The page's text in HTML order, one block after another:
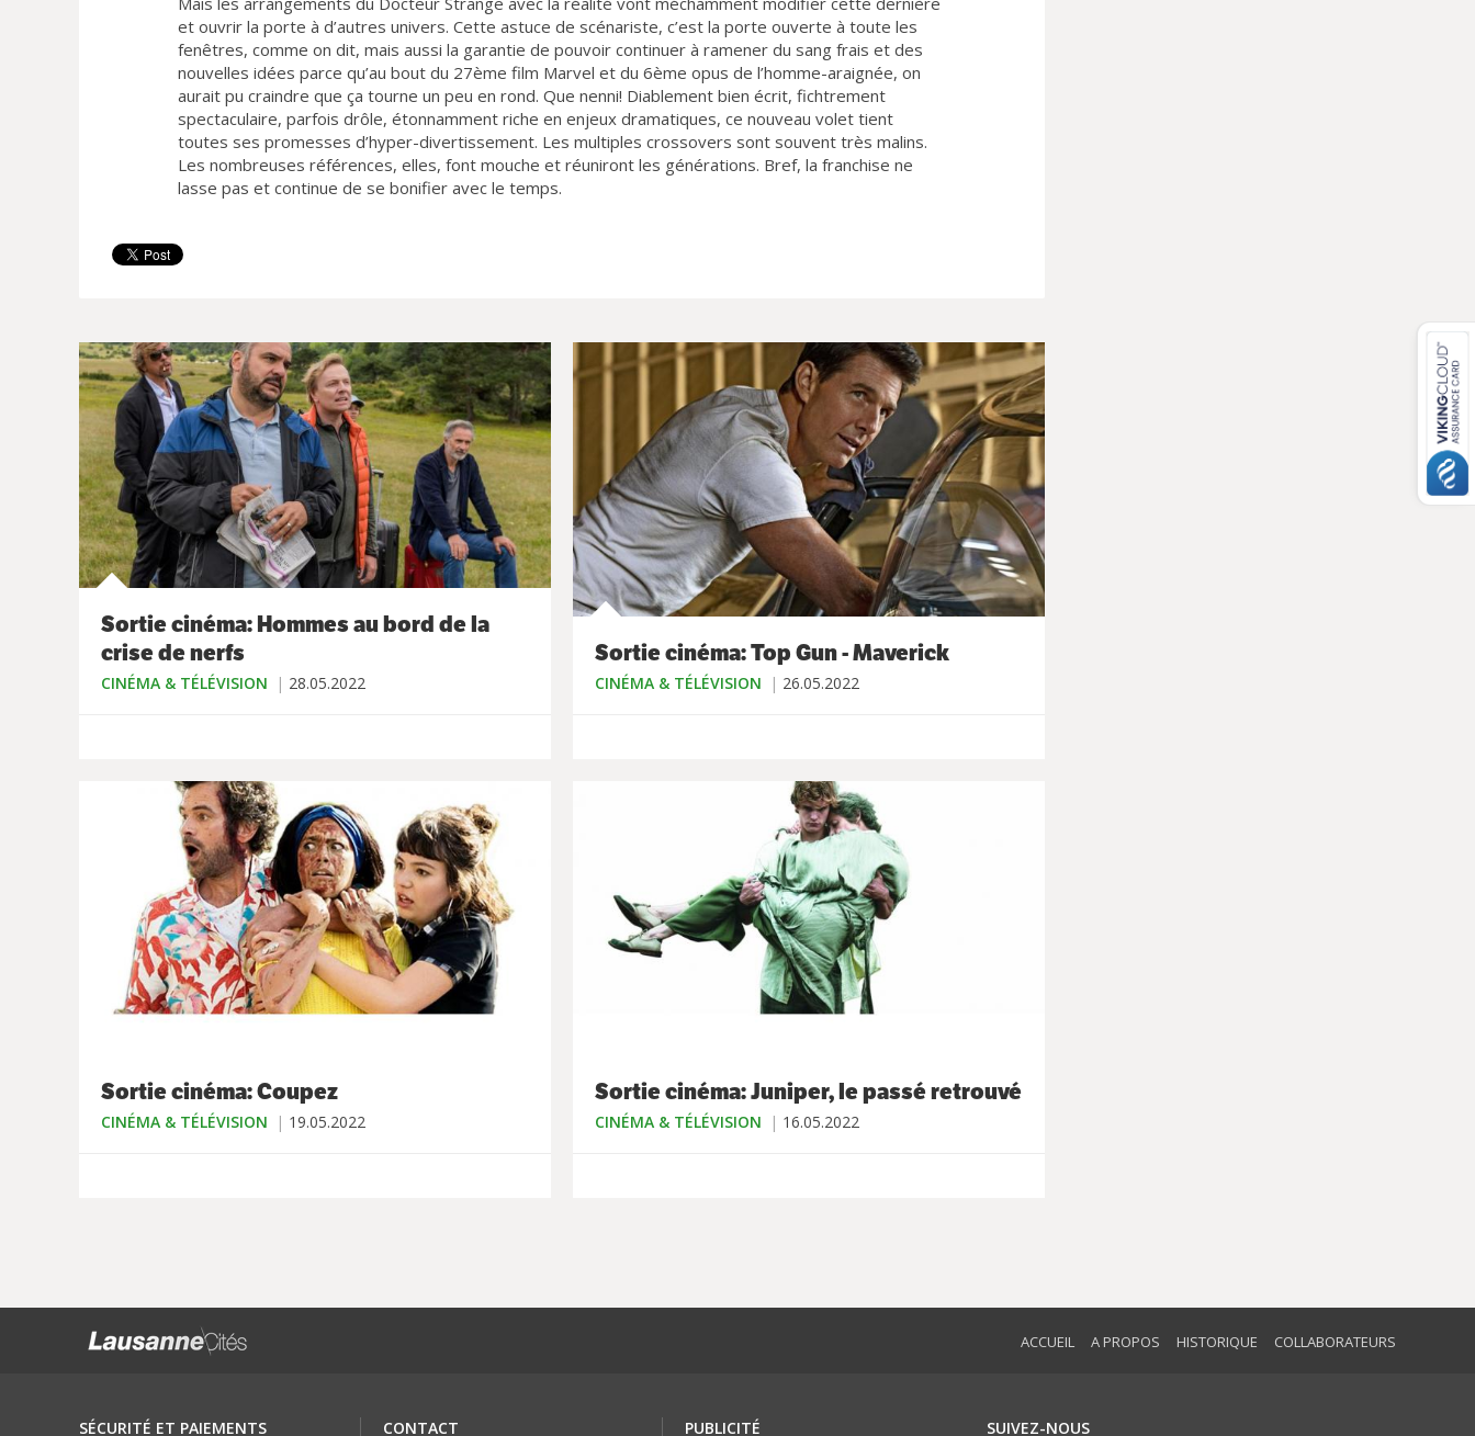
et ouvrir la porte à d’autres univers. Cette astuce de scénariste, c’est la porte ouverte à toute les
fenêtres, comme on dit, mais aussi la garantie de pouvoir continuer à ramener du sang frais et des
nouvelles idées parce qu’au bout du 27ème film Marvel et du 6ème opus de l’homme-araignée, on
aurait pu craindre que ça tourne un peu en rond. Que nenni! Diablement bien écrit, fichtrement
spectaculaire, parfois drôle, étonnamment riche en enjeux dramatiques, ce nouveau volet tient
toutes ses promesses d’hyper-divertissement. Les multiples crossovers sont souvent très malins.
Les nombreuses références, elles, font mouche et réuniront les générations. Bref, la franchise ne
lasse pas et continue de se bonifier avec le temps.
Sortie cinéma: Hommes au bord de la
crise de nerfs
CINÉMA & TÉLÉVISION 28.05.2022
Sortie cinéma: Top Gun - Maverick
CINÉMA & TÉLÉVISION 26.05.2022
Sortie cinéma: Coupez
CINÉMA & TÉLÉVISION 19.05.2022
Sortie cinéma: Juniper, le passé retrouvé
CINÉMA & TÉLÉVISION 16.05.2022
ACCUEIL A PROPOS HISTORIQUE COLLABORATEURS
SÉCURITÉ ET PAIEMENTS CONTACT PUBLICITÉ SUIVEZ-NOUS